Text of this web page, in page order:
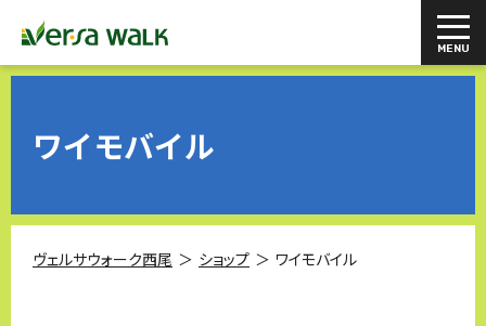
ワイモバイル
ヴェルサウォーク西尾 ショップ ワイモバイル